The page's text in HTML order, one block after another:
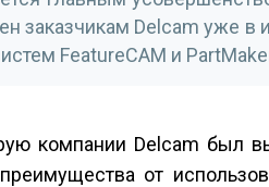
заказчикам Delcam уже в
FeatureCAM и
компании Delcam был
от